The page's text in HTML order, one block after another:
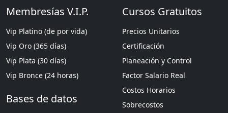
Membresías V.I.P.
Vip Platino (de por vida)
Vip Oro (365 días)
Vip Plata (30 días)
Vip Bronce (24 horas)
Bases de datos
Cursos Gratuitos
Precios Unitarios
Certificación
Planeación y Control
Factor Salario Real
Costos Horarios
Sobrecostos